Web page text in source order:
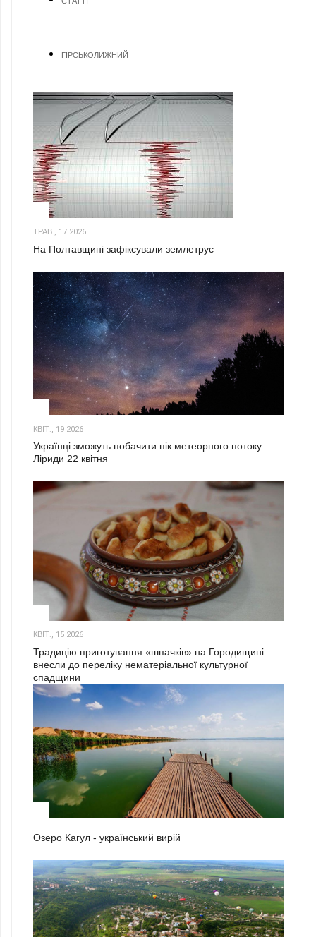
ГІРСЬКОЛИЖНИЙ
ТРАВ., 17 2026
На Полтавщині зафіксували землетрус
КВІТ., 19 2026
Українці зможуть побачити пік метеорного потоку
Ліриди 22 квітня
КВІТ., 15 2026
Традицію приготування «шпачків» на Городищині
внесли до переліку нематеріальної культурної
спадщини
Озеро Кагул - український вирій